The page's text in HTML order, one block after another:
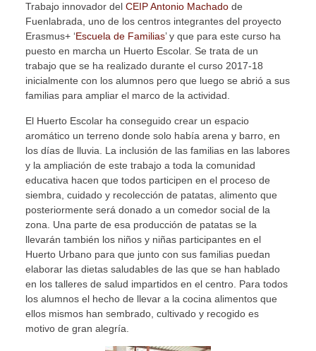
Trabajo innovador del CEIP Antonio Machadode
Fuenlabrada, uno de los centros integrantes del proyecto
Erasmus+ ‘Escuela de Familias’ y que para este curso ha
puesto en marcha un Huerto Escolar. Se trata de un
trabajo que se ha realizado durante el curso 2017-18
inicialmente con los alumnos pero que luego se abrió a sus
familias para ampliar el marco de la actividad.
El Huerto Escolar ha conseguido crear un espacio
aromático un terreno donde solo había arena y barro, en
los días de lluvia. La inclusión de las familias en las labores
y la ampliación de este trabajo a toda la comunidad
educativa hacen que todos participen en el proceso de
siembra, cuidado y recolección de patatas, alimento que
posteriormente será donado a un comedor social de la
zona. Una parte de esa producción de patatas se la
llevarán también los niños y niñas participantes en el
Huerto Urbano para que junto con sus familias puedan
elaborar las dietas saludables de las que se han hablado
en los talleres de salud impartidos en el centro. Para todos
los alumnos el hecho de llevar a la cocina alimentos que
ellos mismos han sembrado, cultivado y recogido es
motivo de gran alegría.